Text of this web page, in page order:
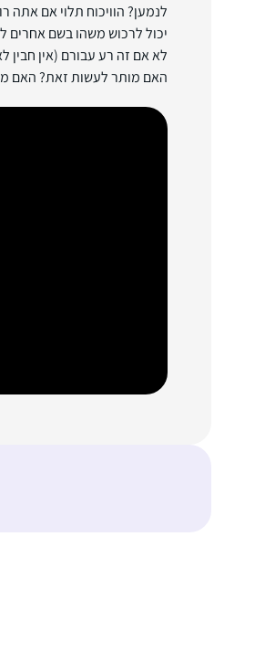
לנמען? הוויכוח תלוי אם
יכול לרכוש משהו בשם אחרים
לא אם זה רע עבורם (אין חבין
האם מותר לעשות זאת? האם